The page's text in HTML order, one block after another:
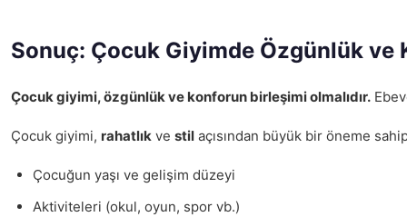
Sonuç: Çocuk Giyimde Özgünlük ve
Çocuk giyimi, özgünlük ve konforun birleşimi olmalıdır.
Çocuk giyimi, rahatlık ve stil açısından büyük bir öneme
Çocuğun yaşı ve gelişim düzeyi
Aktiviteleri (okul, oyun, spor vb.)